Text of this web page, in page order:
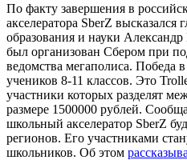
По факту завершения в
акселератора SberZ высказался
образования и науки
был организован Сбером при
ведомства мегаполиса. Победа
учеников 8-11 классов. Это
участники которых разделят
размере 1500000 рублей.
школьный акселератор SberZ
регионов. Его участниками
школьников. Об этом